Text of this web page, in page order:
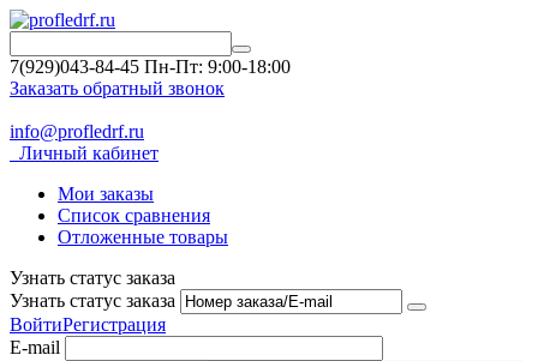
7(929)043-84-45 Пн-Пт: 9:00-18:00
Заказать обратный звонок
info@profledrf.ru
Личный кабинет
Мои заказы
Список сравнения
Отложенные товары
Узнать статус заказа
Узнать статус заказа
ВойтиРегистрация
E-mail